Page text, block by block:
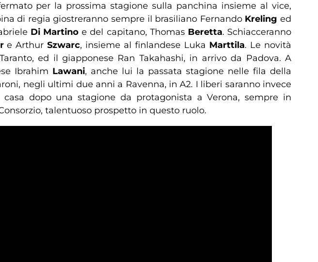
per la prossima stagione sulla panchina insieme al vice,
di regia giostreranno sempre il brasiliano Fernando Kreling ed
Di Martino e del capitano, Thomas Beretta. Schiacceranno
e ArthurSzwarc, insieme al finlandese Luka Marttila. Le novità
ed il giapponese Ran Takahashi, in arrivo da Padova. A
Ibrahim Lawani, anche lui la passata stagione nelle fila della
negli ultimi due anni a Ravenna, in A2. I liberi saranno invece
dopo una stagione da protagonista a Verona, sempre in
talentuoso prospetto in questo ruolo.